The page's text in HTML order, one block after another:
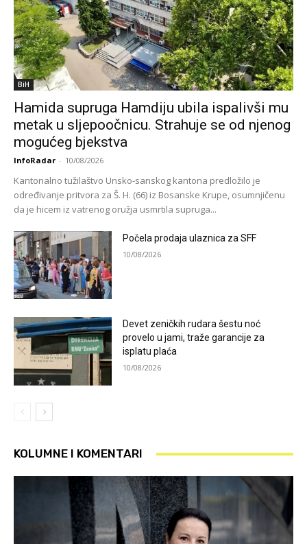
BiH
Hamida supruga Hamdiju ubila ispalivši mu
metak u sljepoočnicu. Strahuje se od njenog
mogućeg bjekstva
InfoRadar - 10/08/2026
Kantonalno tužilaštvo Unsko-sanskog kantona predložilo je
određivanje pritvora za Š. H. (66) iz Bosanske Krupe, osumnjičenu
da je hicem iz vatrenog oružja usmrtila supruga...
Počela prodaja ulaznica za SFF
10/08/2026
Devet zeničkih rudara šestu noć
provelo u jami, traže garancije za
isplatu plaća
10/08/2026
KOLUMNE I KOMENTARI